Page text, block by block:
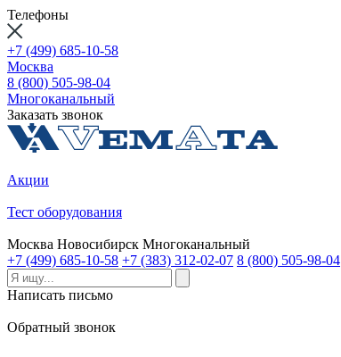
Телефоны
+7 (499) 685-10-58
Москва
8 (800) 505-98-04
Многоканальный
Заказать звонок
Акции
Тест оборудования
Москва Новосибирск Многоканальный
+7 (499) 685-10-58 +7 (383) 312-02-07 8 (800) 505-98-04
Написать письмо
Обратный звонок